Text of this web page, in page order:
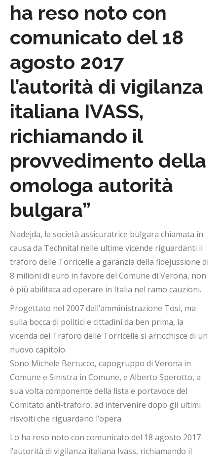
ha reso noto con
comunicato del 18
agosto 2017
l’autorità di vigilanza
italiana IVASS,
richiamando il
provvedimento della
omologa autorità
bulgara”
Nadejda, la società assicuratrice bulgara chiamata in
causa da Technital nelle ultime vicende riguardanti il
traforo delle Torricelle a garanzia della fidejussione di
8 milioni di euro in favore del Comune di Verona, non
è più abilitata ad operare in Italia nel ramo cauzioni.
Progettato nel 2007 dall’amministrazione Tosi, ma
sulla bocca di politici e cittadini da ben prima, la
vicenda del Traforo delle Torricelle si arricchisce di un
nuovo capitolo.
Sono Michele Bertucco, capogruppo di Verona in
Comune e Sinistra in Comune, e Alberto Sperotto, a
sua volta componente della lista e portavoce del
Comitato anti-traforo, ad intervenire dopo gli ultimi
risvolti che riguardano l’opera.
Lo ha reso noto con comunicato del 18 agosto 2017
l’autorità di vigilanza italiana Ivass, richiamando il